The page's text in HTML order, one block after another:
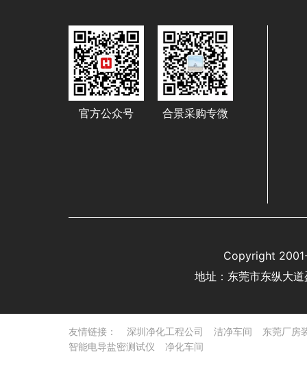
官方公众号 合景采购专微
Copyright
地址：东莞市东纵大
友情链接： 深圳净化工程公司 洁净车间
东莞厂房
智能电导盐密测试仪
净化车间